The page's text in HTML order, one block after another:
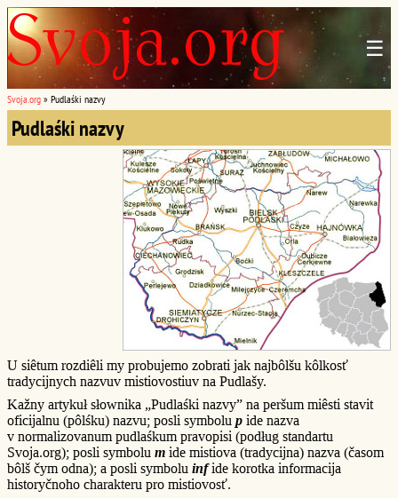
☰
Svoja.org » Pudlaśki nazvy
Pudlaśki nazvy
U siêtum rozdiêli my probujemo zobrati jak najbôlšu kôlkosť
tradycijnych nazvuv mistiovostiuv na Pudlašy.
Kažny artykuł słownika „Pudlaśki nazvy” na peršum miêsti stavit
oficijalnu (pôlśku) nazvu; posli symbolu p ide nazva
v normalizovanum pudlaśkum pravopisi (podług standartu
Svoja.org); posli symbolu m ide mistiova (tradycijna) nazva (časom
bôlš čym odna); a posli symbolu infide korotka informacija
historyčnoho charakteru pro mistiovosť.